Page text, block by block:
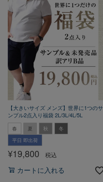
【大きいサイズ メンズ】世界に1つのサ
ンプル2点入り福袋 2L/3L/4L/5L
春 夏 秋
冬
平日 即出荷
¥19,800 税込
カートに入れる